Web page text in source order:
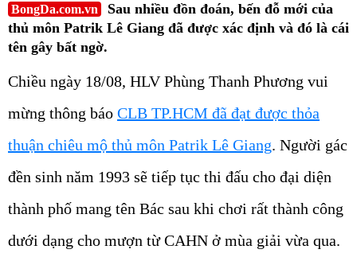
BongDa.com.vn
Sau nhiều đồn đoán, bến đỗ mới của
thủ môn Patrik Lê Giang đã được xác định và đó là cái
tên gây bất ngờ.
Chiều ngày 18/08, HLV Phùng Thanh Phương vui
mừng thông báo CLB TP.HCM đã đạt được thỏa
thuận chiêu mộ thủ môn Patrik Lê Giang. Người gác
đền sinh năm 1993 sẽ tiếp tục thi đấu cho đại diện
thành phố mang tên Bác sau khi chơi rất thành công
dưới dạng cho mượn từ CAHN ở mùa giải vừa qua.